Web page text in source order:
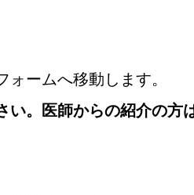
ームへ移動します。
。医師からの紹介の方